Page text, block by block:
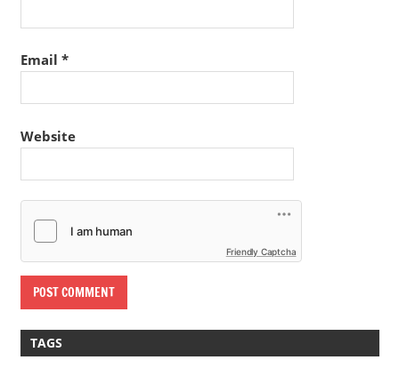
Email *
Website
Friendly Captcha
TAGS